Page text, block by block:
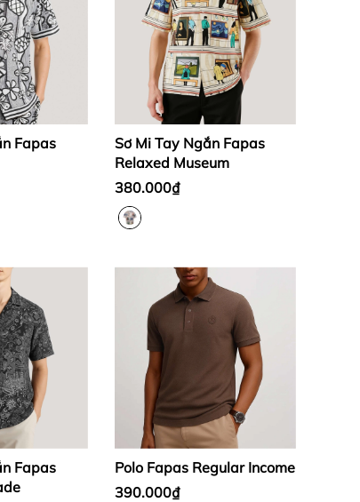
Fapas
Sơ Mi Tay Ngắn Fapas
Relaxed Museum
380.000₫
Fapas
Polo Fapas Regular Income
390.000₫